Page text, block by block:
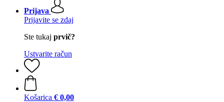
Prijava
Prijavite se zdaj
Ste tukaj prvič?
Ustvarite račun
Košarica € 0,00